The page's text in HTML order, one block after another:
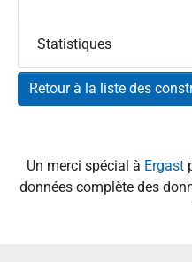
Statistiques
Retour à la liste des
Un merci spécial à Ergast
données complète des